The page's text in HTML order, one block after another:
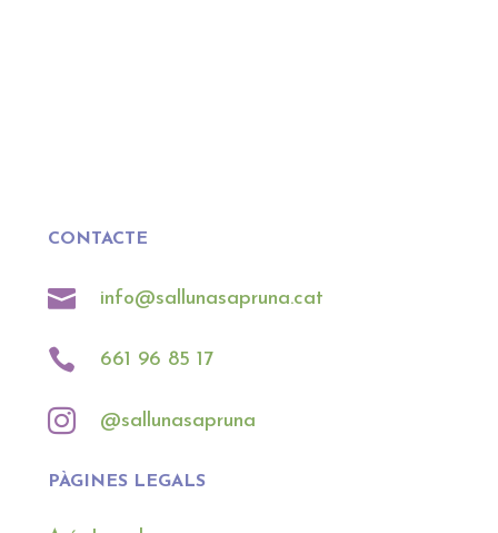
CONTACTE
 info@sallunasapruna.cat
 661 96 85 17
 @sallunasapruna
PÀGINES LEGALS